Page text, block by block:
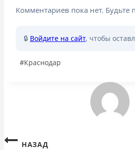
Комментариев пока нет. Будьте
🔒 Войдите на сайт, чтобы
Метки
#Краснодар
Навигация
НАЗАД